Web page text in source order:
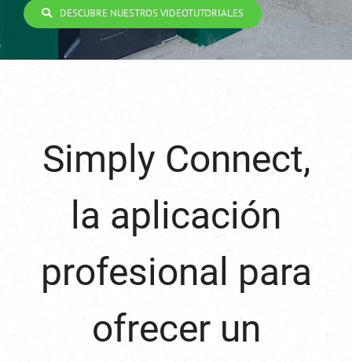
DESCUBRE NUESTROS VIDEOTUTORIALES
Simply Connect,
la aplicación
profesional para
ofrecer un